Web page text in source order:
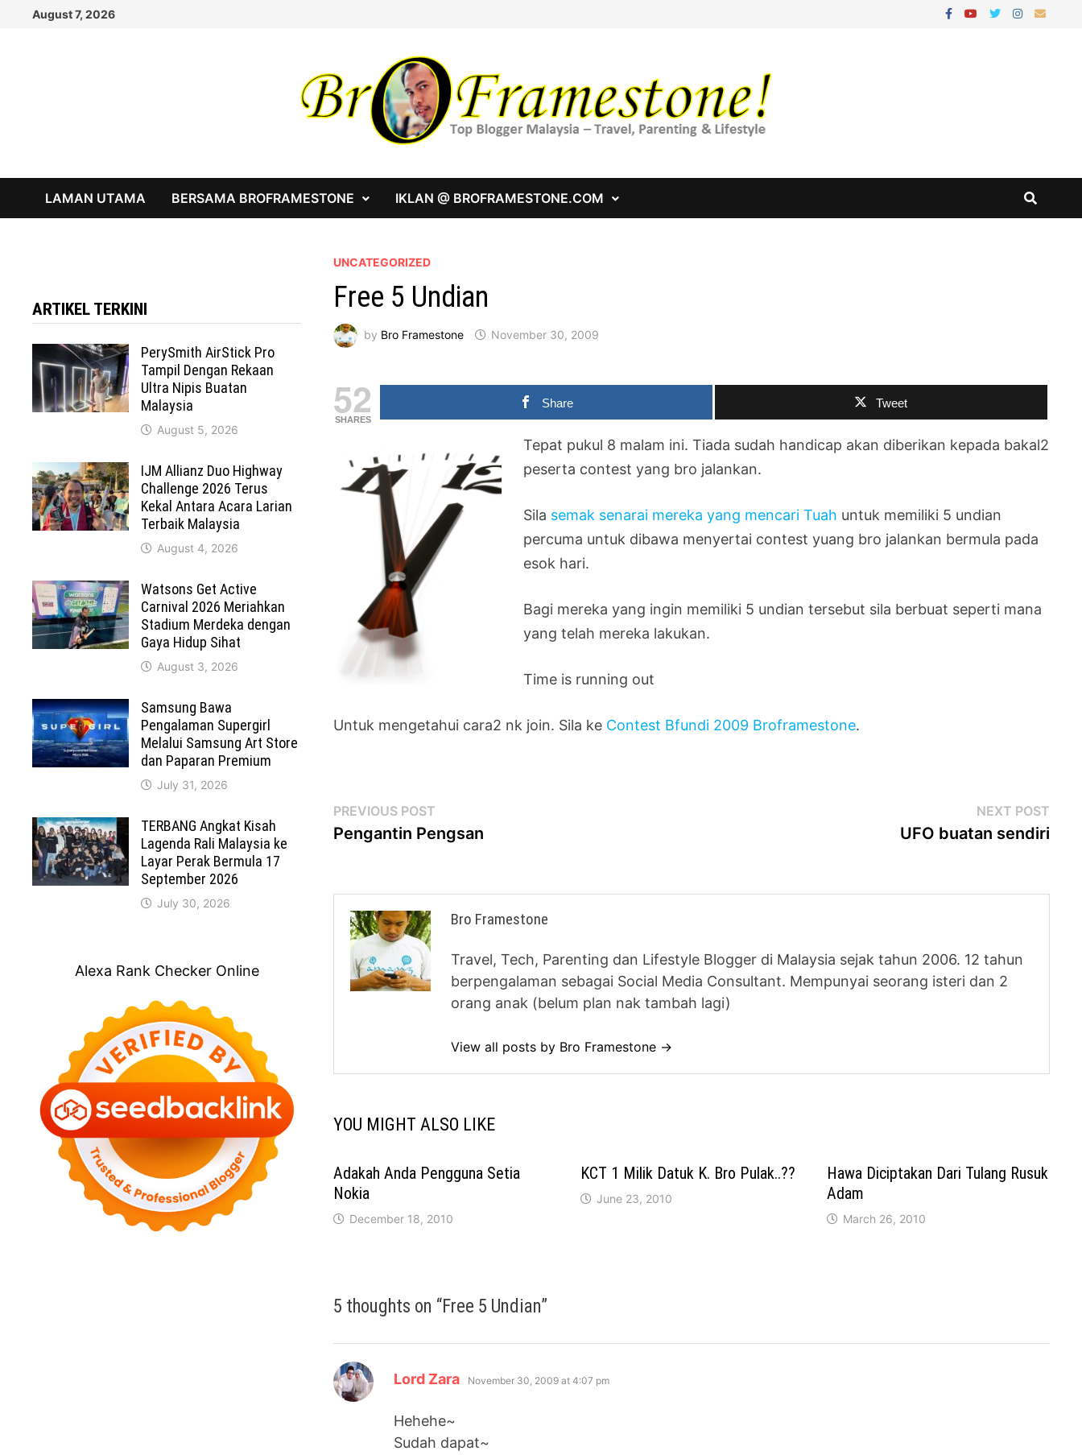
August 7, 2026
LAMAN UTAMA BERSAMA BROFRAMESTONE IKLAN @ BROFRAMESTONE.COM
UNCATEGORIZED
Free 5 Undian
by Bro Framestone November 30, 2009
52
SHARES
Share Tweet
Tepat pukul 8 malam ini. Tiada sudah handicap akan diberikan kepada bakal2
peserta contest yang bro jalankan.
Sila semak senarai mereka yang mencari Tuah untuk memiliki 5 undian
percuma untuk dibawa menyertai contest yuang bro jalankan bermula pada
esok hari.
Bagi mereka yang ingin memiliki 5 undian tersebut sila berbuat seperti mana
yang telah mereka lakukan.
Time is running out
Untuk mengetahui cara2 nk join. Sila ke Contest Bfundi 2009 Broframestone.
Post
navigation
PREVIOUS POST
post:
Pengantin Pengsan
NEXT POSTNext
UFO buatan sendiri
Bro Framestone
Travel, Tech, Parenting dan Lifestyle Blogger di Malaysia sejak tahun 2006. 12 tahun
berpengalaman sebagai Social Media Consultant. Mempunyai seorang isteri dan 2
orang anak (belum plan nak tambah lagi)
View all posts by Bro Framestone →
YOU MIGHT ALSO LIKE
Adakah Anda Pengguna Setia
Nokia
December 18, 2010
KCT 1 Milik Datuk K. Bro Pulak..??
June 23, 2010
Hawa Diciptakan Dari Tulang Rusuk
Adam
March 26, 2010
5 thoughts on “Free 5 Undian”
Lord Zara says:
November 30, 2009 at 4:07 pm
Hehehe~
Sudah dapat~
ARTIKEL TERKINI
PerySmith AirStick Pro
Tampil Dengan Rekaan
Ultra Nipis Buatan
Malaysia
August 5, 2026
IJM Allianz Duo Highway
Challenge 2026 Terus
Kekal Antara Acara Larian
Terbaik Malaysia
August 4, 2026
Watsons Get Active
Carnival 2026 Meriahkan
Stadium Merdeka dengan
Gaya Hidup Sihat
August 3, 2026
Samsung Bawa
Pengalaman Supergirl
Melalui Samsung Art Store
dan Paparan Premium
July 31, 2026
TERBANG Angkat Kisah
Lagenda Rali Malaysia ke
Layar Perak Bermula 17
September 2026
July 30, 2026
Alexa Rank Checker Online